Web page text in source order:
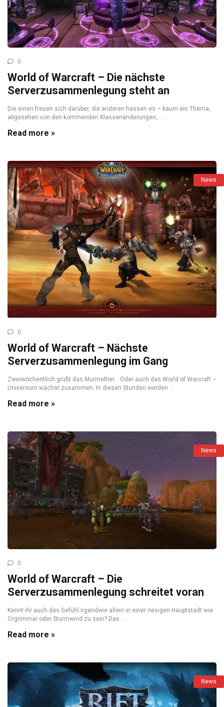
0
World of Warcraft – Die nächste
Serverzusammenlegung steht an
Die einen freuen sich darüber, die anderen hassen es – kaum ein Thema,
abgesehen von den kommenden Klassenänderungen, ...
Read more »
News
0
World of Warcraft – Nächste
Serverzusammenlegung im Gang
Zweiwöchentlich grüßt das Murmeltier… Oder auch das World of Warcraft –
Universum wächst zusammen. In diesen Stunden werden ...
Read more »
News
0
World of Warcraft – Die
Serverzusammenlegung schreitet voran
Kennt ihr auch das Gefühl irgendwie allein in einer riesigen Hauptstadt wie
Orgrimmar oder Sturmwind zu sein? Das ...
Read more »
News